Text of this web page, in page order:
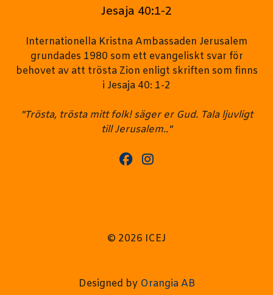
Jesaja 40:1-2
Internationella Kristna Ambassaden Jerusalem
grundades 1980 som ett evangeliskt svar för
behovet av att trösta Zion enligt skriften som finns
i Jesaja 40: 1-2
"Trösta, trösta mitt folk! säger er Gud. Tala ljuvligt
till Jerusalem.."
© 2026 ICEJ
Designed by Orangia AB